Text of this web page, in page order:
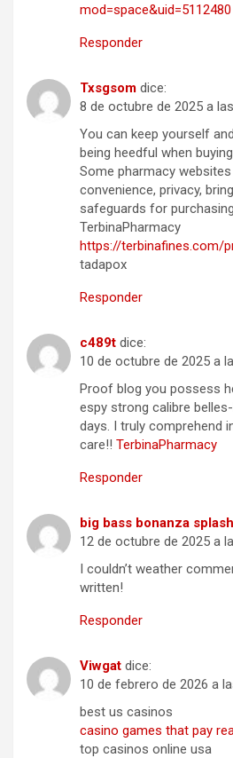
mod=space&uid=5112480
Responder
Txsgsom dice:
8 de octubre de 2025 a
You can keep yourself
being heedful when
Some pharmacy
convenience, privacy,
safeguards for
TerbinaPharmacy
https://terbinafines.com/
tadapox
Responder
c489t dice:
10 de octubre de 2025 a
Proof blog you possess
espy strong calibre
days. I truly comprehend
care!! TerbinaPharmacy
Responder
big bass bonanza splash
12 de octubre de 2025 a
I couldn’t weather
written!
Responder
Viwgat dice:
10 de febrero de 2026 a
best us casinos
casino games that pay
top casinos online usa